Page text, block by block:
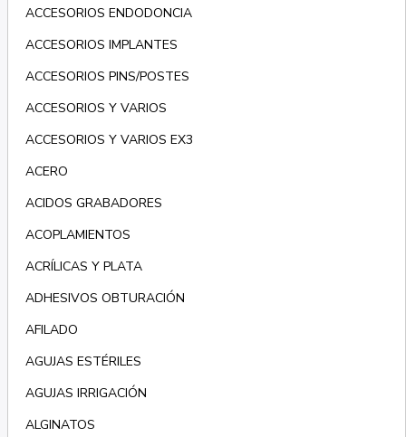
ACCESORIOS ENDODONCIA
ACCESORIOS IMPLANTES
ACCESORIOS PINS/POSTES
ACCESORIOS Y VARIOS
ACCESORIOS Y VARIOS EX3
ACERO
ACIDOS GRABADORES
ACOPLAMIENTOS
ACRÍLICAS Y PLATA
ADHESIVOS OBTURACIÓN
AFILADO
AGUJAS ESTÉRILES
AGUJAS IRRIGACIÓN
ALGINATOS